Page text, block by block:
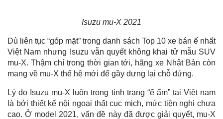
Isuzu mu-X 2021
Dù liên tục “góp mặt” trong danh sách Top 10 xe bán ế nhất
Việt Nam nhưng Isuzu vẫn quyết không khai tử mẫu SUV
mu-X. Thậm chí trong thời gian tới, hãng xe Nhật Bản còn
mang về mu-X thế hệ mới để gầy dựng lại chỗ đứng.
Lý do Isuzu mu-X luôn trong tình trạng “ế ẩm” tại Việt nam
là bởi thiết kế nội ngoại thất cục mịch, mức tiện nghi chưa
cao. Ở model 2021, vấn đề này đã được giải quyết, mu-X